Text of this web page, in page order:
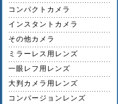
コンパクトカメラ
インスタントカメラ
その他カメラ
ミラーレス用レンズ
一眼レフ用レンズ
大判カメラ用レンズ
コンバージョンレンズ